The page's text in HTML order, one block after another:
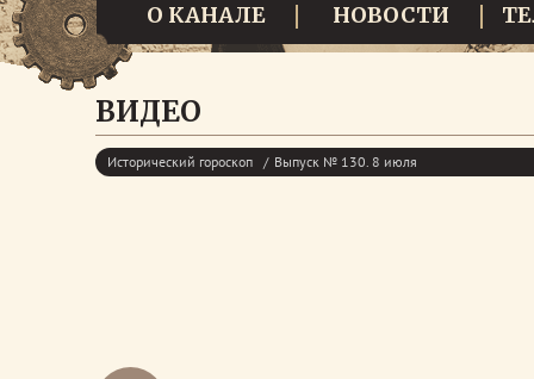
О КАНАЛЕ НОВОСТИ
ВИДЕО
Исторический гороскоп Выпуск № 130. 8 июля